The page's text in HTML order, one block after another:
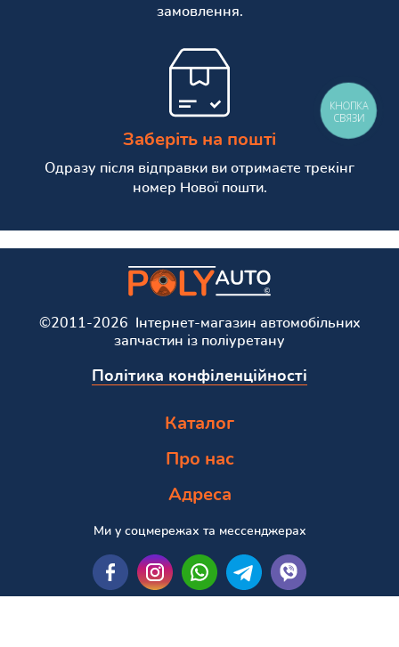
замовлення.
Заберіть на пошті
Одразу після відправки ви отримаєте трекінг
номер Нової пошти.
©2011-2026 Інтернет-магазин автомобільних
запчастин із поліуретану
Політика конфіленційності
Каталог
Про нас
Адреса
Ми у соцмережах та мессенджерах
КНОПКА
СВЯЗИ